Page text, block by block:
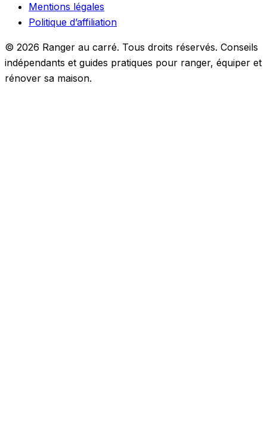
Mentions légales
Politique d’affiliation
© 2026 Ranger au carré. Tous droits réservés. Conseils
indépendants et guides pratiques pour ranger, équiper et
rénover sa maison.